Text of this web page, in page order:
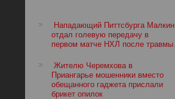
Нападающий Питтсбурга Малкин
отдал голевую передачу в
первом матче НХЛ после травмы
Жителю Черемхова в
Приангарье мошенники вместо
обещанного гаджета прислали
брикет опилок